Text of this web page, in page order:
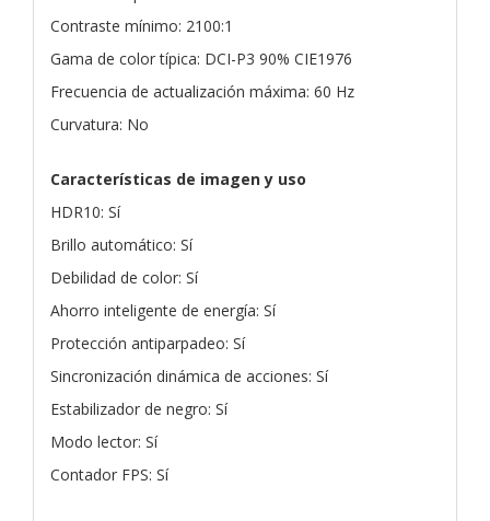
Contraste mínimo: 2100:1
Gama de color típica: DCI-P3 90% CIE1976
Frecuencia de actualización máxima: 60 Hz
Curvatura: No
Características de imagen y uso
HDR10: Sí
Brillo automático: Sí
Debilidad de color: Sí
Ahorro inteligente de energía: Sí
Protección antiparpadeo: Sí
Sincronización dinámica de acciones: Sí
Estabilizador de negro: Sí
Modo lector: Sí
Contador FPS: Sí